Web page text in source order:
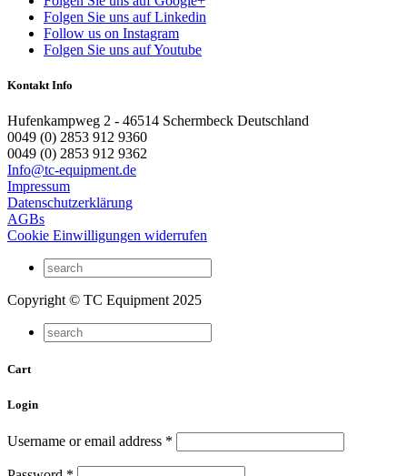
Folgen Sie uns auf Linkedin
Follow us on Instagram
Folgen Sie uns auf Youtube
Kontakt Info
Hufenkampweg 2 - 46514 Schermbeck Deutschland
0049 (0) 2853 912 9360
0049 (0) 2853 912 9362
Info@tc-equipment.de
Impressum
Datenschutzerklärung
AGBs
Cookie Einwilligungen widerrufen
Copyright © TC Equipment 2025
Cart
Login
Username or email address *